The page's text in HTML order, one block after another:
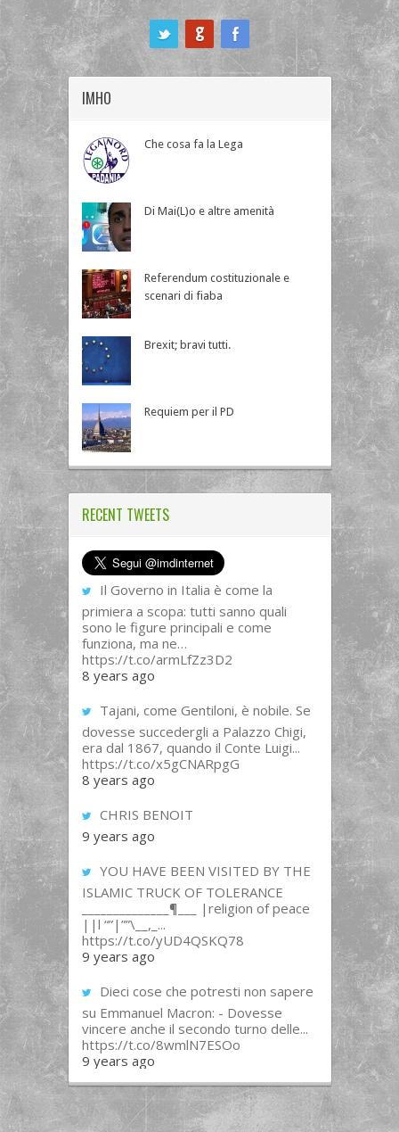
IMHO
Che cosa fa la Lega
Di Mai(L)o e altre amenità
Referendum costituzionale e
scenari di fiaba
Brexit; bravi tutti.
Requiem per il PD
RECENT TWEETS
Il Governo in Italia è come la
primiera a scopa: tutti sanno quali
sono le figure principali e come
funziona, ma ne…
https://t.co/armLfZz3D2
8 years ago
Tajani, come Gentiloni, è nobile. Se
dovesse succedergli a Palazzo Chigi,
era dal 1867, quando il Conte Luigi...
https://t.co/x5gCNARpgG
8 years ago
CHRIS BENOIT
9 years ago
YOU HAVE BEEN VISITED BY THE
ISLAMIC TRUCK OF TOLERANCE
______________¶___ |religion of peace
||l “”|””\__,_...
https://t.co/yUD4QSKQ78
9 years ago
Dieci cose che potresti non sapere
su Emmanuel Macron: - Dovesse
vincere anche il secondo turno delle...
https://t.co/8wmlN7ESOo
9 years ago